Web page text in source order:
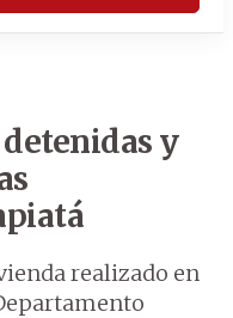
detenidas y
realizado en